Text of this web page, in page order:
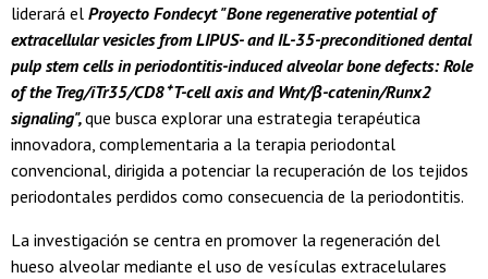
liderará el Proyecto Fondecyt "Bone regenerative potential of
extracellular vesicles from LIPUS- and IL-35-preconditioned dental
pulp stem cells in periodontitis-induced alveolar bone defects: Role
of the Treg/iTr35/CD8⁺ T-cell axis and Wnt/β-catenin/Runx2
signaling",que busca explorar una estrategia terapéutica
innovadora, complementaria a la terapia periodontal
convencional, dirigida a potenciar la recuperación de los tejidos
periodontales perdidos como consecuencia de la periodontitis.
La investigación se centra en promover la regeneración del
hueso alveolar mediante el uso de vesículas extracelulares